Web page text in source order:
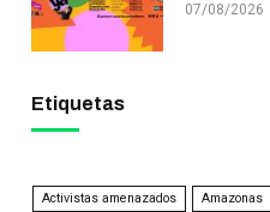
07/08/2026
Etiquetas
Activistas amenazados Amazonas